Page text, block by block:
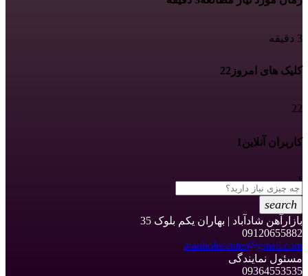
3 دقیقه
کلیک های امروز 22
22
کاربران آنلاین 1
1
search
بازارآهن شادآباد | بهاران یکم بلوک 35
09120655882
manholecenter@gmail.com
مسئول نمایندگی
09364553535